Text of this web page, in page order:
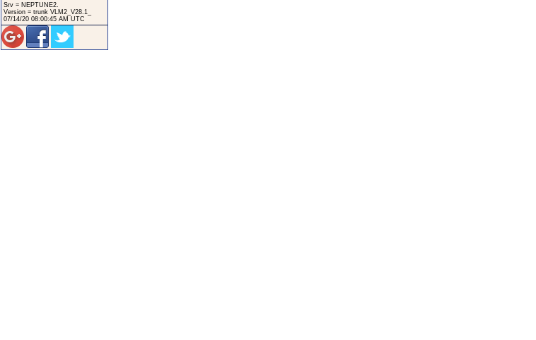
Srv = NEPTUNE2.
Version = trunk VLM2_V28.1_
07/14/20 08:00:45 AM UTC